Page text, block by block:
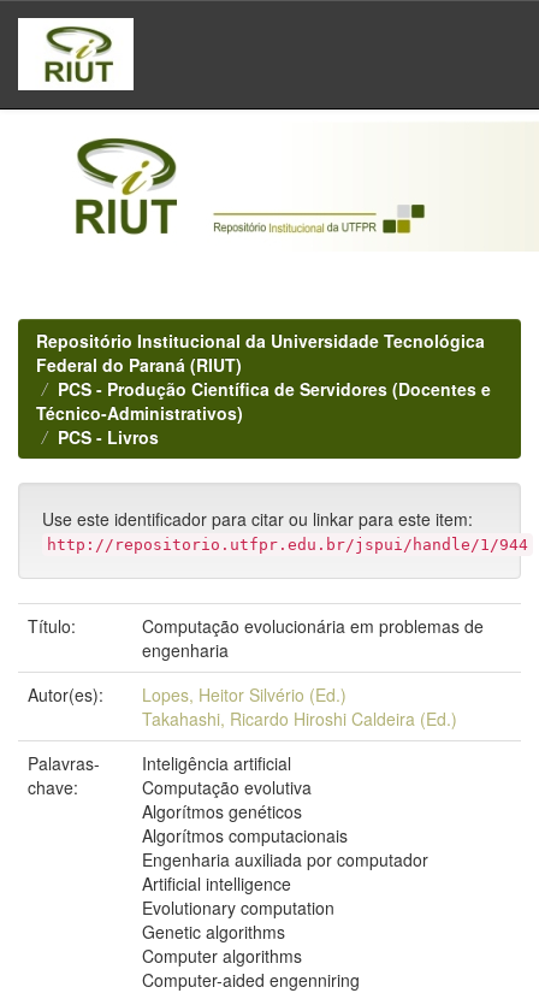
Skip
navigation
Repositório Institucional da Universidade Tecnológica
Federal do Paraná (RIUT)
PCS - Produção Científica de Servidores (Docentes e
Técnico-Administrativos)
PCS - Livros
Use este identificador para citar ou linkar para este item:
http://repositorio.utfpr.edu.br/jspui/handle/1/944
Título:
Computação evolucionária em problemas de
engenharia
Autor(es):
Lopes, Heitor Silvério (Ed.)
Takahashi, Ricardo Hiroshi Caldeira (Ed.)
Palavras-
chave:
Inteligência artificial
Computação evolutiva
Algorítmos genéticos
Algorítmos computacionais
Engenharia auxiliada por computador
Artificial intelligence
Evolutionary computation
Genetic algorithms
Computer algorithms
Computer-aided engenniring